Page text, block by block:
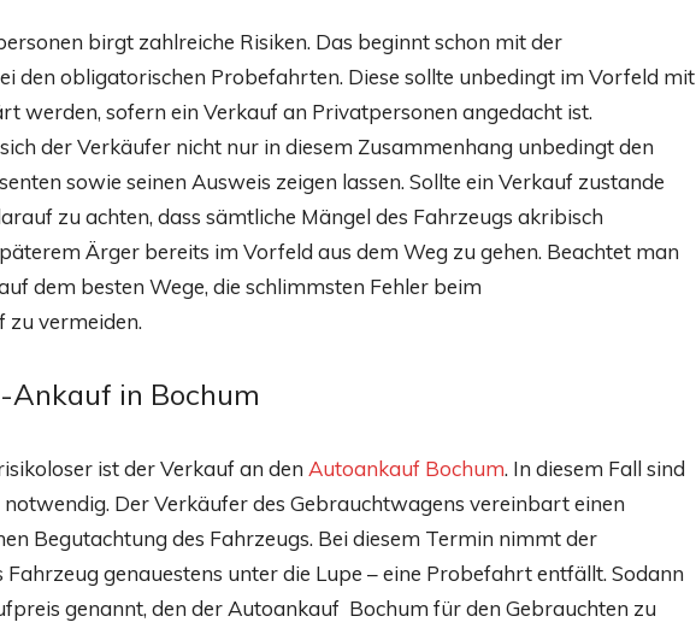
birgt zahlreiche Risiken. Das beginnt schon mit der
den obligatorischen Probefahrten. Diese sollte unbedingt im Vorfeld mit
werden, sofern ein Verkauf an Privatpersonen angedacht ist.
der Verkäufer nicht nur in diesem Zusammenhang unbedingt den
sowie seinen Ausweis zeigen lassen. Sollte ein Verkauf zustande
zu achten, dass sämtliche Mängel des Fahrzeugs akribisch
Ärger bereits im Vorfeld aus dem Weg zu gehen. Beachtet man
dem besten Wege, die schlimmsten Fehler beim
vermeiden.
in Bochum
ist der Verkauf an den Autoankauf Bochum. In diesem Fall sind
Der Verkäufer des Gebrauchtwagens vereinbart einen
Begutachtung des Fahrzeugs. Bei diesem Termin nimmt der
genauestens unter die Lupe – eine Probefahrt entfällt. Sodann
genannt, den der Autoankauf Bochum für den Gebrauchten zu